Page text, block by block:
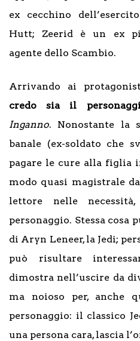
ex cecchino
Hutt; Zeerid è un ex
agente dello Scambio.
Arrivando ai
credo sia il
Inganno. Nonostante la
banale (ex-soldato che
pagare le cure alla figlia
modo quasi magistrale
lettore nelle
personaggio. Stessa cosa
di Aryn Leneer, la Jedi;
può risultare
dimostra nell’uscire da
ma noioso per, anche
personaggio: il classico
una persona cara, lascia